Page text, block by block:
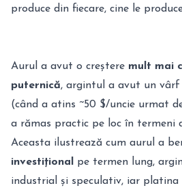
produce din fiecare, cine le
Aurul a avut o creștere mult mai
puternică, argintul a avut un vârf
(când a atins ~50 $/uncie urmat
a rămas practic pe loc în termeni
Aceasta ilustrează cum aurul a
investițional pe termen lung,
industrial și speculativ, iar